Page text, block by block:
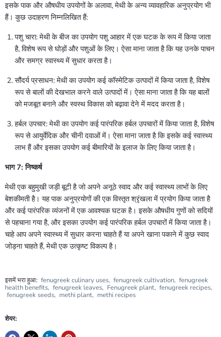
इसके पाक और औषधीय उपयोगों के अलावा, मेथी के अन्य व्यावहारिक अनुप्रयोग भी
हैं। कुछ उदाहरण निम्नलिखित हैं:
पशु चारा: मेथी के बीज का उपयोग पशु आहार में एक घटक के रूप में किया जाता
है, विशेष रूप से घोड़ों और पशुओं के लिए। ऐसा माना जाता है कि यह उनके पाचन
और समग्र स्वास्थ्य में सुधार करता है।
सौंदर्य प्रसाधन: मेथी का उपयोग कई कॉस्मेटिक उत्पादों में किया जाता है, विशेष
रूप से बालों की देखभाल करने वाले उत्पादों में। ऐसा माना जाता है कि यह बालों
को मजबूत बनाने और स्वस्थ विकास को बढ़ावा देने में मदद करता है।
हर्बल उपचार: मेथी का उपयोग कई पारंपरिक हर्बल उपचारों में किया जाता है, विशेष
रूप से आयुर्वेदिक और चीनी दवाओं में। ऐसा माना जाता है कि इसके कई स्वास्थ्य
लाभ हैं और इसका उपयोग कई बीमारियों के इलाज के लिए किया जाता है।
भाग 7: निष्कर्ष
मेथी एक बहुमुखी जड़ी बूटी है जो अपने अनूठे स्वाद और कई स्वास्थ्य लाभों के लिए
बेशकीमती है। यह पाक अनुप्रयोगों की एक विस्तृत श्रृंखला में प्रयोग किया जाता है
और कई पारंपरिक व्यंजनों में एक आवश्यक घटक है। इसके औषधीय गुणों को सदियों
से पहचाना गया है, और इसका उपयोग कई पारंपरिक हर्बल उपचारों में किया जाता है।
चाहे आप अपने स्वास्थ्य में सुधार करना चाहते हैं या अपने खाना पकाने में कुछ स्वाद
जोड़ना चाहते हैं, मेथी एक उत्कृष्ट विकल्प है।
इसमें भरा हुआ: fenugreek culinary uses, fenugreek cultivation, fenugreek
health benefits, fenugreek leaves, Fenugreek plant, fenugreek recipes,
fenugreek seeds, methi plant, methi recipes
शेयर: